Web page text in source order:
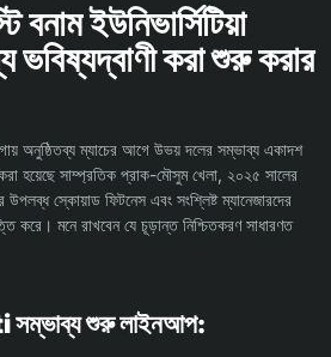
ইউনিভার্সিটিয়া
করা শুরু করার
অনুষ্ঠিতব্য ম্যাচের আগে উভয় দলের সম্ভাব্য একাদশ
হয়েছে সাম্প্রতিক প্রাক-মৌসুম খেলা, ২০২৫ সালের
উপলব্ধ স্কোয়াড ফিটনেস এবং সংশ্লিষ্ট ম্যানেজারদের
করে। মনে রাখবেন যে চূড়ান্ত নিশ্চিতকরণ সাধারণত
শুরু লাইনআপ: